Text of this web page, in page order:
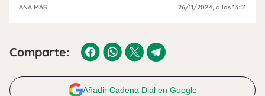
ANA MÁS 26/11/2024, a las 13:51
Comparte:
Añadir Cadena Dial en Google